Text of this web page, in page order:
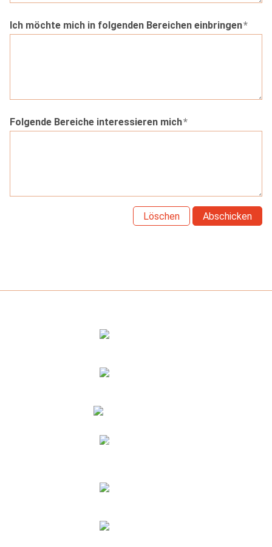
Ich möchte mich in folgenden Bereichen einbringen*
Folgende Bereiche interessieren mich*
Löschen Abschicken